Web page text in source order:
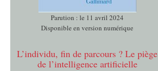
Parution : le 11 avril 2024
Disponible en version numérique
L’individu, fin de parcours ? Le piège
de l’intelligence artificielle